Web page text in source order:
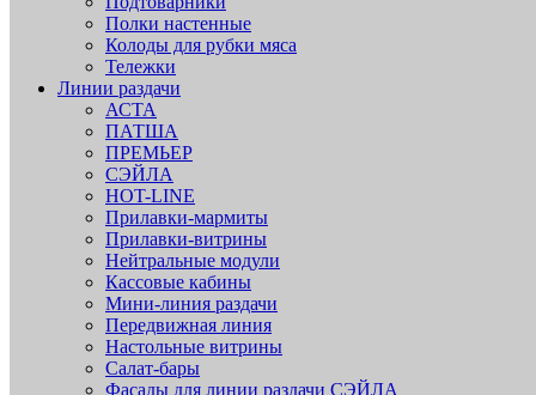
Полки настенные
Колоды для рубки мяса
Тележки
Линии раздачи
АСТА
ПАТША
ПРЕМЬЕР
СЭЙЛА
HOT-LINE
Прилавки-мармиты
Прилавки-витрины
Нейтральные модули
Кассовые кабины
Мини-линия раздачи
Передвижная линия
Настольные витрины
Салат-бары
Фасады для линии раздачи СЭЙЛА